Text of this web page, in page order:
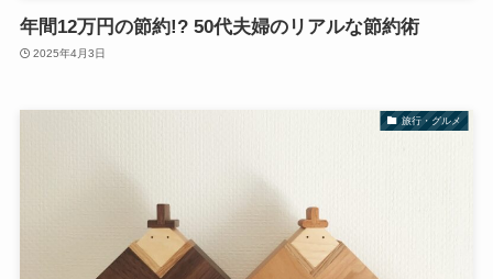
年間12万円の節約!? 50代夫婦のリアルな節約術
2025年4月3日
旅行・グルメ